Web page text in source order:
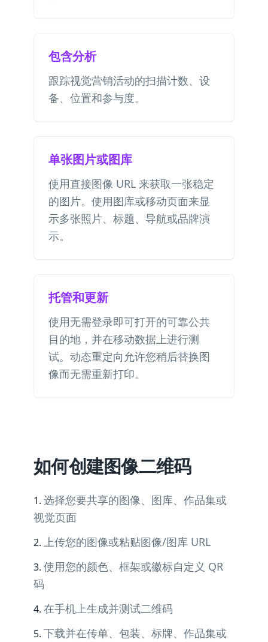
包含分析
跟踪视觉营销活动的扫描计数、设
备、位置和参与度。
单张图片或图库
使用直接图像 URL 来获取一张稳定
的图片。使用图库或移动页面来显
示多张照片、标题、导航或品牌演
示。
托管和更新
使用无需登录即可打开的可靠公共
目的地，并在移动数据上进行测
试。动态重定向允许您稍后替换图
像而无需重新打印。
如何创建图像二维码
选择您要共享的图像、图库、作品集或
视觉页面
上传您的图像或粘贴图像/图库 URL
使用您的颜色、框架或徽标自定义 QR
码
在手机上生成并测试二维码
下载并在传单、包装、标牌、作品集或